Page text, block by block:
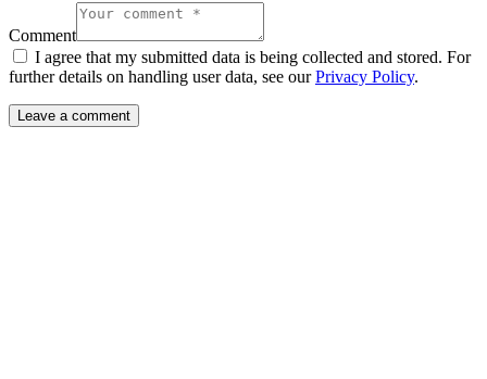
Comment
I agree that my submitted data is being collected and stored. For
further details on handling user data, see ourPrivacy Policy.